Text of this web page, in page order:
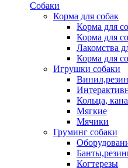
Собаки
Корма для собак
Корма для
Корма для
Лакомства
Корма для
Игрушки собаки
Кольца,
Мягкие
Мячики
Груминг собаки
Когтерезы